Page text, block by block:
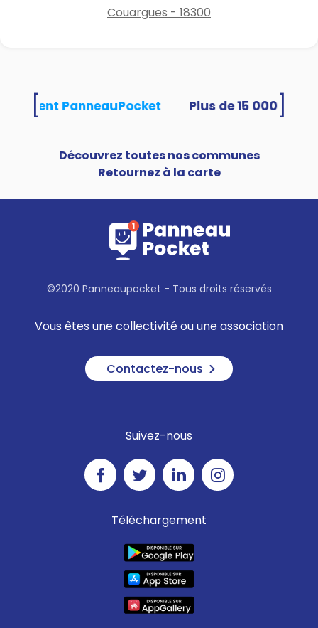
Couargues - 18300
PanneauPocket
Découvrez toutes nos communes
Retournez à la carte
©2020 Panneaupocket - Tous droits réservés
Vous êtes une collectivité ou une association
Contactez-nous
Suivez-nous
Téléchargement